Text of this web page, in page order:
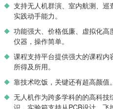
支持无人机群演、室内航测、
实践动手能力。
功能强大、价格低廉、虚拟化
仪器，操作简单。
课程支持平台提供强大的课程内
所得及所用。
靠技术吃饭，关键还有超高颜值。
无人机作为跨多学科的的高科
识，实验箱支持从PCB设计、